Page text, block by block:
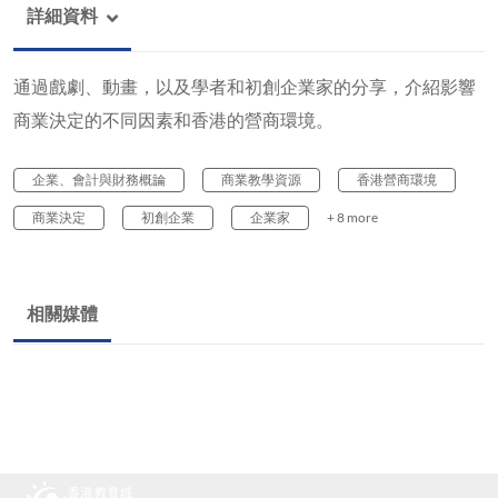
詳細資料
通過戲劇、動畫，以及學者和初創企業家的分享，介紹影響
商業決定的不同因素和香港的營商環境。
企業、會計與財務概論 商業教學資源 香港營商環境
商業決定 初創企業 企業家 + 8 more
相關媒體